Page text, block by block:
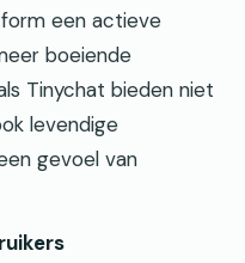
een actieve
boeiende
Tinychat bieden niet
levendige
gevoel van